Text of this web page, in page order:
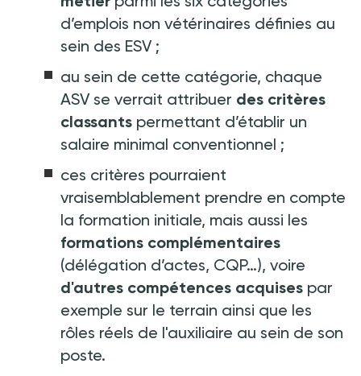
d’emplois non vétérinaires définies au
sein des ESV ;
au sein de cette catégorie, chaque
ASV se verrait attribuer des critères
classants permettant d’établir un
salaire minimal conventionnel ;
ces critères pourraient
vraisemblablement prendre en compte
la formation initiale, mais aussi les
formations complémentaires
(délégation d’actes, CQP…), voire
d'autres compétences acquises par
exemple sur le terrain ainsi que les
rôles réels de l'auxiliaire au sein de son
poste.